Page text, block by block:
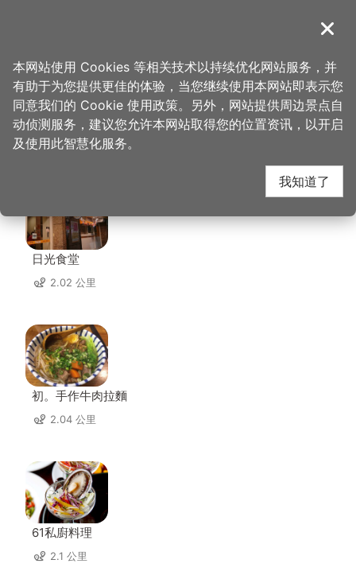
導覽
首页 > 想去的地方 > 美食、购物 > 香草蛋糕舖
香草蛋糕舖 周边店家
日光食堂
2.02 公里
初。手作牛肉拉麵
2.04 公里
61私廚料理
2.1 公里
关闭
本网站使用 Cookies 等相关技术以持续优化网站服务，并
有助于为您提供更佳的体验，当您继续使用本网站即表示您
同意我们的 Cookie 使用政策。另外，网站提供周边景点自
动侦测服务，建议您允许本网站取得您的位置资讯，以开启
及使用此智慧化服务。
我知道了